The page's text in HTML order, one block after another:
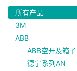
所有产品
3M
ABB
ABB空开及箱子
德宁系列AN